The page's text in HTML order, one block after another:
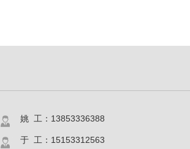
姚 工：13853336388
于 工：15153312563